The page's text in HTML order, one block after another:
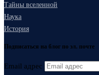
Тайны вселенной
Наука
История
Подписаться на блог по эл. почте
Email адрес